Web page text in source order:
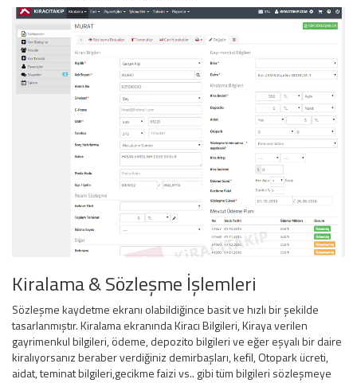
Kiralama & Sözleşme İşlemleri
Sözleşme kaydetme ekranı olabildiğince basit ve hızlı bir şekilde
tasarlanmıştır. Kiralama ekranında Kiracı Bilgileri, Kiraya verilen
gayrimenkul bilgileri, ödeme, depozito bilgileri ve eğer eşyalı bir daire
kiralıyorsanız beraber verdiğiniz demirbaşları, kefil, Otopark ücreti,
aidat, teminat bilgileri,gecikme faizi vs.. gibi tüm bilgileri sözleşmeye